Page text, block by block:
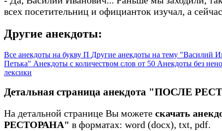
всех посетительниц и официанток изучал, а
Другие анекдоты:
Все анекдоты на букву П Другие анекдоты на тему "Василий
Петька" Анекдоты с количеством слов от 50 Анекдоты без
лексики
Детальная страница анекдота "ПОСЛЕ
На детальной странице Вы можете скачать
РЕСТОРАНА" в форматах: word (docx), txt, pdf.